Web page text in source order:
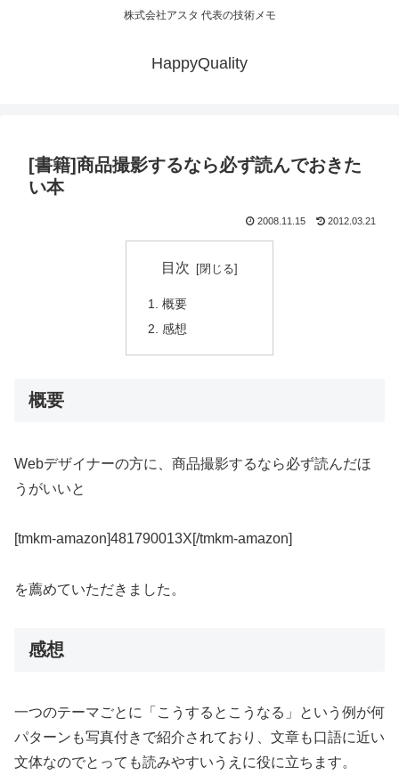
株式会社アスタ 代表の技術メモ
HappyQuality
[書籍]商品撮影するなら必ず読んでおきた
い本
2008.11.15 2012.03.21
目次
概要
感想
概要
Webデザイナーの方に、商品撮影するなら必ず読んだほ
うがいいと
[tmkm-amazon]481790013X[/tmkm-amazon]
を薦めていただきました。
感想
一つのテーマごとに「こうするとこうなる」という例が何
パターンも写真付きで紹介されており、文章も口語に近い
文体なのでとっても読みやすいうえに役に立ちます。